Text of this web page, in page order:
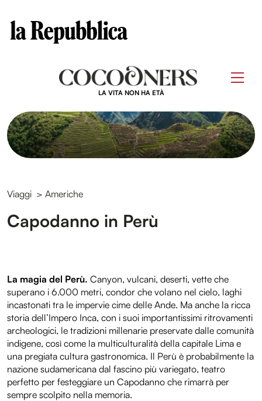
LA VITA NON HA ETÀ
Viaggi > Americhe
Capodanno in Perù
La magia del Perù. Canyon, vulcani, deserti, vette che
superano i 6.000 metri, condor che volano nel cielo, laghi
incastonati tra le impervie cime delle Ande. Ma anche la ricca
storia dell’Impero Inca, con i suoi importantissimi ritrovamenti
archeologici, le tradizioni millenarie preservate dalle comunità
indigene, così come la multiculturalità della capitale Lima e
una pregiata cultura gastronomica. Il Perù è probabilmente la
nazione sudamericana dal fascino più variegato, teatro
perfetto per festeggiare un Capodanno che rimarrà per
sempre scolpito nella memoria.